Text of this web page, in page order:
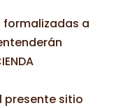
formalizadas a
presente sitio